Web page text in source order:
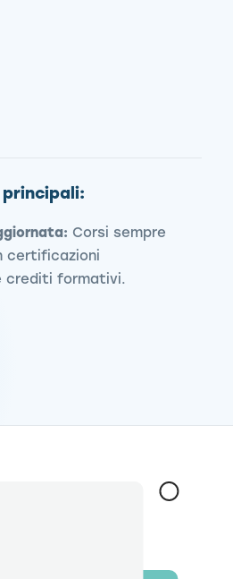
Corsi sempre
certificazioni
crediti formativi.